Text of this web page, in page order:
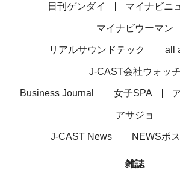
日刊ゲンダイ マイナビニ
マイナビウーマン
リアルサウンドテック all
J-CAST会社ウォッチ
Business Journal 女子SPA
アサジョ
J-CAST News NEWSポ
雑誌